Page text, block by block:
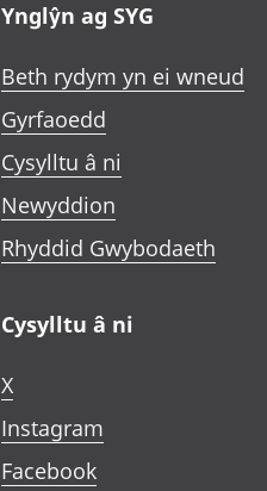
Ynglŷn ag SYG
Beth rydym yn ei wneud
Gyrfaoedd
Cysylltu â ni
Newyddion
Rhyddid Gwybodaeth
Cysylltu â ni
X
Instagram
Facebook